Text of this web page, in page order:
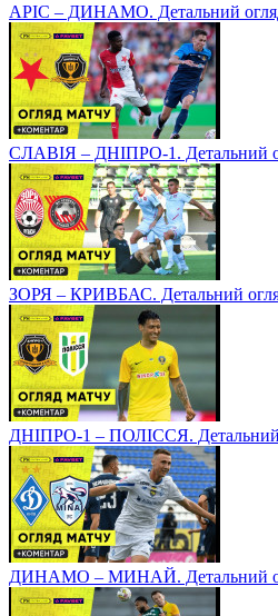
АРІС – ДИНАМО. Детальний
СЛАВІЯ – ДНІПРО-1. Детальний
ЗОРЯ – КРИВБАС. Детальний
ДНІПРО-1 – ПОЛІССЯ. Детальний
ДИНАМО – МИНАЙ. Детальний